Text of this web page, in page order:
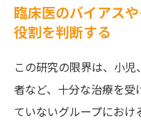
臨床医のバイアス
役割を判断する
この研究の限界は、小
者など、十分な治療を
ていないグループにおけ